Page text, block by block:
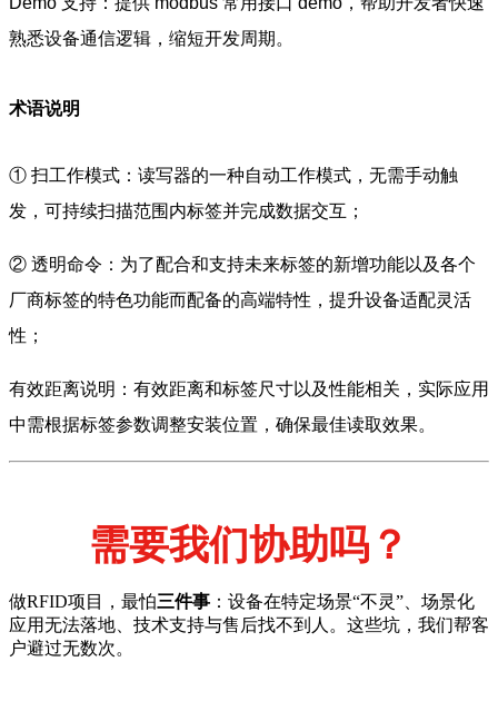
熟悉设备通信逻辑，缩短开发周期。
术语说明
① 扫工作模式：读写器的一种自动工作模式，无需手动触
发，可持续扫描范围内标签并完成数据交互；
② 透明命令：为了配合和支持未来标签的新增功能以及各个
厂商标签的特色功能而配备的高端特性，提升设备适配灵活
性；
有效距离说明：有效距离和标签尺寸以及性能相关，实际应用
中需根据标签参数调整安装位置，确保最佳读取效果。
需要我们协助吗？
做RFID项目，最怕三件事 ：设备在特定场景“不灵”、场景化
应用无法落地、技术支持与售后找不到人。这些坑，我们帮客
户避过无数次。